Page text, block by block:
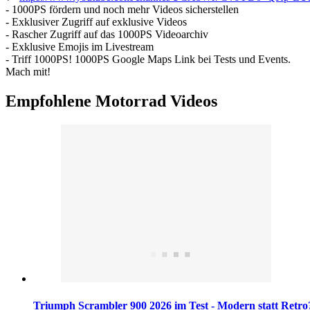
- 1000PS fördern und noch mehr Videos sicherstellen
- Exklusiver Zugriff auf exklusive Videos
- Rascher Zugriff auf das 1000PS Videoarchiv
- Exklusive Emojis im Livestream
- Triff 1000PS! 1000PS Google Maps Link bei Tests und Events.
Mach mit!
Empfohlene Motorrad Videos
Triumph Scrambler 900 2026 im Test - Modern statt